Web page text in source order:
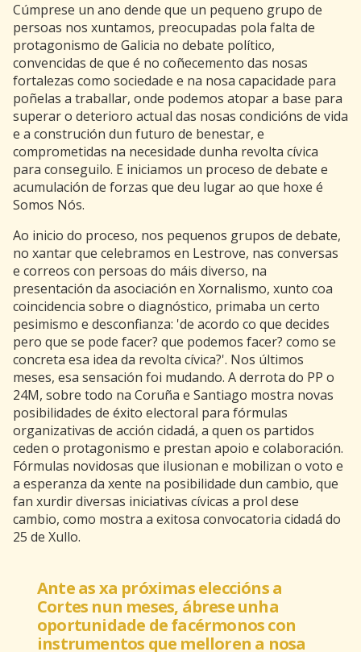
Cúmprese un ano dende que un pequeno grupo de
persoas nos xuntamos, preocupadas pola falta de
protagonismo de Galicia no debate político,
convencidas de que é no coñecemento das nosas
fortalezas como sociedade e na nosa capacidade para
poñelas a traballar, onde podemos atopar a base para
superar o deterioro actual das nosas condicións de vida
e a construción dun futuro de benestar, e
comprometidas na necesidade dunha revolta cívica
para conseguilo. E iniciamos un proceso de debate e
acumulación de forzas que deu lugar ao que hoxe é
Somos Nós.
Ao inicio do proceso, nos pequenos grupos de debate,
no xantar que celebramos en Lestrove, nas conversas
e correos con persoas do máis diverso, na
presentación da asociación en Xornalismo, xunto coa
coincidencia sobre o diagnóstico, primaba un certo
pesimismo e desconfianza: 'de acordo co que decides
pero que se pode facer? que podemos facer? como se
concreta esa idea da revolta cívica?'. Nos últimos
meses, esa sensación foi mudando. A derrota do PP o
24M, sobre todo na Coruña e Santiago mostra novas
posibilidades de éxito electoral para fórmulas
organizativas de acción cidadá, a quen os partidos
ceden o protagonismo e prestan apoio e colaboración.
Fórmulas novidosas que ilusionan e mobilizan o voto e
a esperanza da xente na posibilidade dun cambio, que
fan xurdir diversas iniciativas cívicas a prol dese
cambio, como mostra a exitosa convocatoria cidadá do
25 de Xullo.
Ante as xa próximas eleccións a
Cortes nun meses, ábrese unha
oportunidade de facérmonos con
instrumentos que melloren a nosa